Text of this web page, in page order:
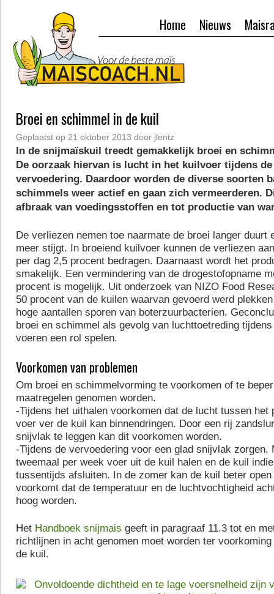
Nieuws
Home
Broei en schimmel in de kuil
Geplaatst op 21 oktober 2013 door jlentz
In de snijmaïskuil treedt gemakkelijk broei en
De oorzaak hiervan is lucht in het kuilvoer tijdens
vervoedering. Daardoor worden de diverse soorten
schimmels weer actief en gaan zich vermeerderen.
afbraak van voedingsstoffen en tot productie van
De verliezen nemen toe naarmate de broei langer duurt
meer stijgt. In broeiend kuilvoer kunnen de verliezen
per dag 2,5 procent bedragen. Daarnaast wordt het
smakelijk. Een vermindering van de drogestofopname
procent is mogelijk. Uit onderzoek van NIZO Food
50 procent van de kuilen waarvan gevoerd werd
hoge aantallen sporen van boterzuurbacterien.
broei en schimmel als gevolg van luchttoetreding
voeren een rol spelen.
Voorkomen van problemen
Om broei en schimmelvorming te voorkomen of te
maatregelen genomen worden.
-Tijdens het uithalen voorkomen dat de lucht tussen het
voer ver de kuil kan binnendringen. Door een rij
snijvlak te leggen kan dit voorkomen worden.
-Tijdens de vervoedering voor een glad snijvlak zorgen.
tweemaal per week voer uit de kuil halen en de kuil
tussentijds afsluiten. In de zomer kan de kuil beter
voorkomt dat de temperatuur en de luchtvochtigheid
hoog worden.
Het Handboek snijmais geeft in paragraaf 11.3 tot en
richtlijnen in acht genomen moet worden ter
de kuil.